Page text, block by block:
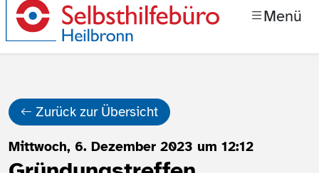
Menü
Zurück zur Übersicht
Mittwoch, 6. Dezember 2023 um 12:12